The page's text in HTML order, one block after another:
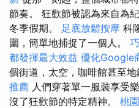
節奏。 狂歡節被認為來自為
冬季假期。 足底放鬆按摩 科
圍，簡單地捕捉了一個人。
都發揮最大效益 優化Google
個街道，太空，咖啡館甚至地
推薦 人們穿著單一服裝享受
沒了狂歡節的特定精神。 桃